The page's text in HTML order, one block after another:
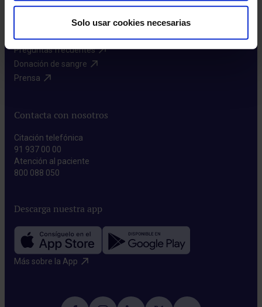
Solo usar cookies necesarias
Aseguradoras y mutuas​
Preguntas frecuentes​
Donación de sangre​
Prensa​
Contacta con nosotros
Citación telefónica
91 937 00 00
Atención al paciente
800 088 050
Descarga nuestra app
Más sobre la App​